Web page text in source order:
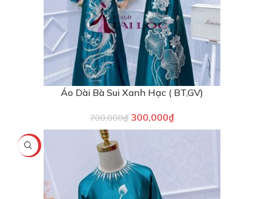
Áo Dài Bà Sui Xanh Hạc ( BT,GV)
700,000₫ 300,000₫
-40%